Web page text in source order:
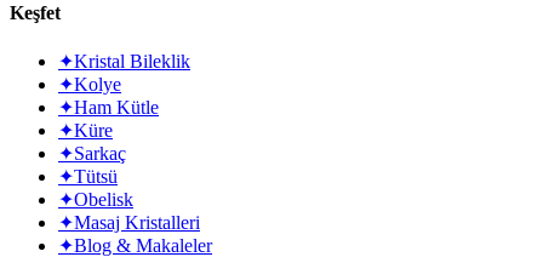
Keşfet
✦Kristal Bileklik
✦Kolye
✦Ham Kütle
✦Küre
✦Sarkaç
✦Tütsü
✦Obelisk
✦Masaj Kristalleri
✦Blog & Makaleler